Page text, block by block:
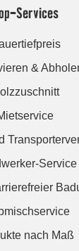
Services
&
Service
nach Maß